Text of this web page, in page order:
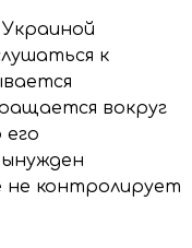
к
вокруг
не контролирует